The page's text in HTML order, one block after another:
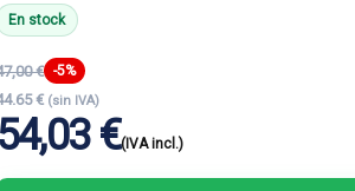
En stock
€ -5%
€ (sin IVA)
54,03 €(IVA incl.)